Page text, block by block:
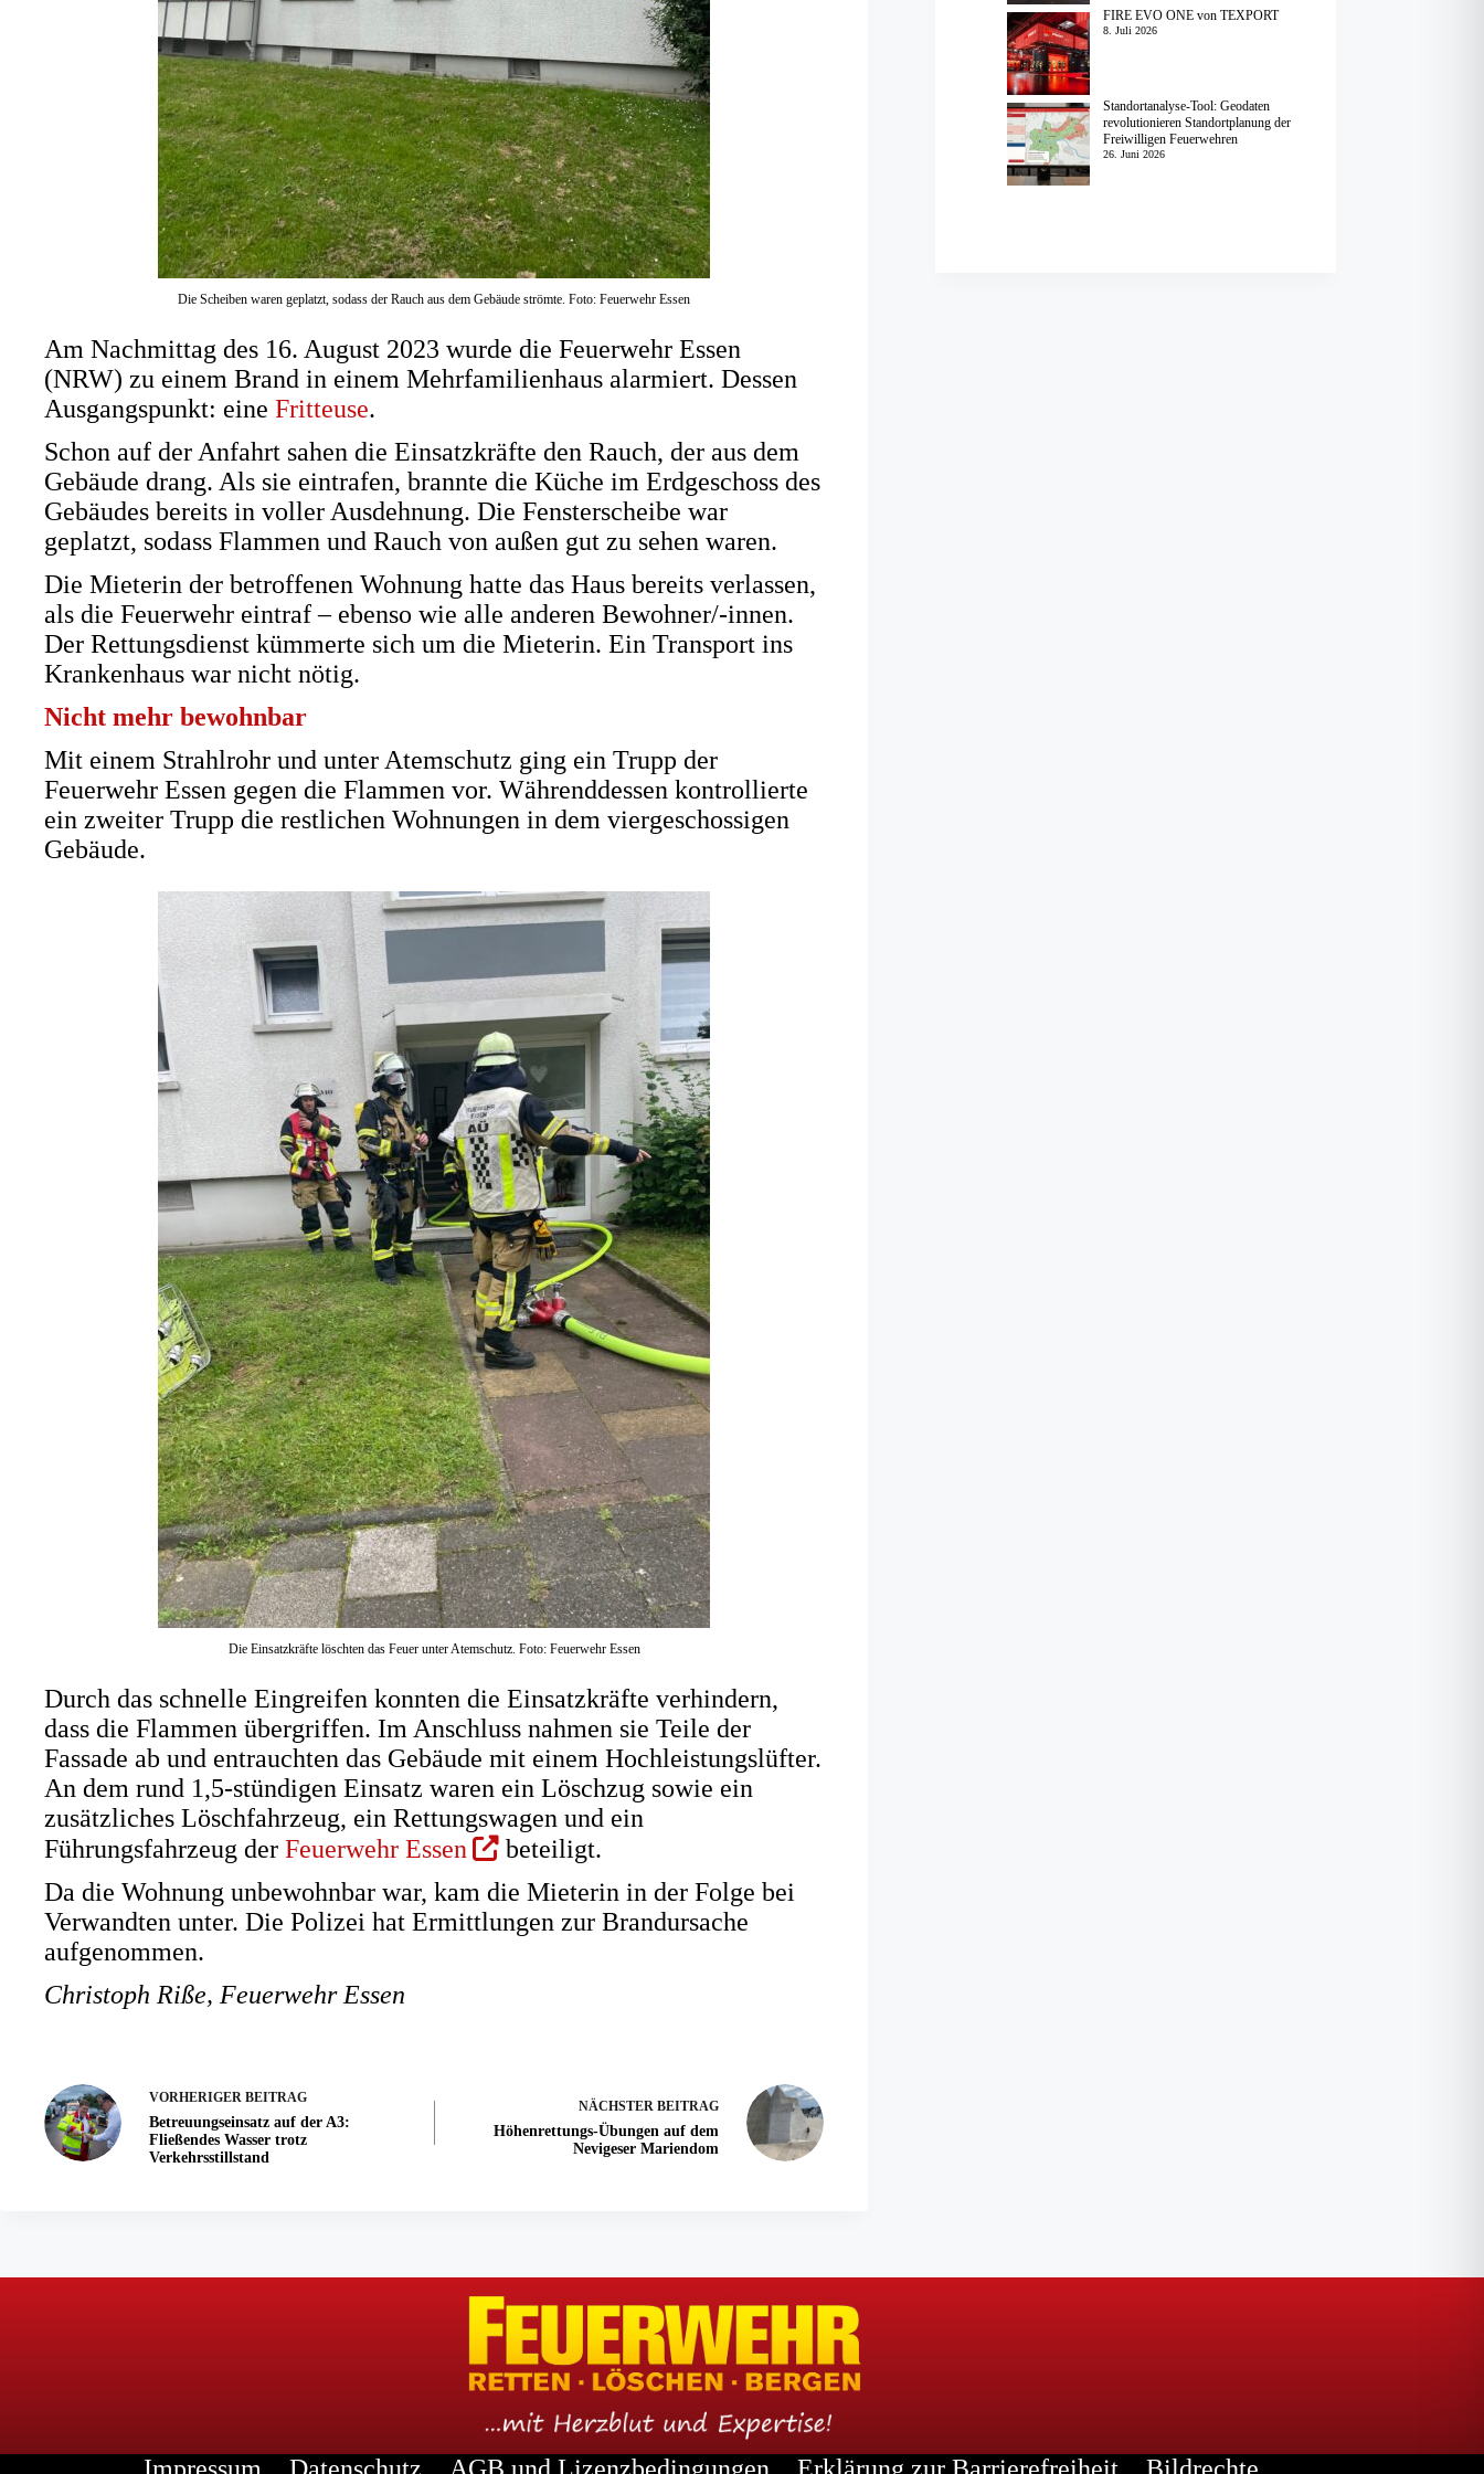
Die Scheiben waren geplatzt, sodass der Rauch aus dem Gebäude strömte. Foto: Feuerwehr Essen
Am Nachmittag des 16. August 2023 wurde die Feuerwehr Essen
(NRW) zu einem Brand in einem Mehrfamilienhaus alarmiert. Dessen
Ausgangspunkt: eine Fritteuse.
Schon auf der Anfahrt sahen die Einsatzkräfte den Rauch, der aus dem
Gebäude drang. Als sie eintrafen, brannte die Küche im Erdgeschoss des
Gebäudes bereits in voller Ausdehnung. Die Fensterscheibe war
geplatzt, sodass Flammen und Rauch von außen gut zu sehen waren.
Die Mieterin der betroffenen Wohnung hatte das Haus bereits verlassen,
als die Feuerwehr eintraf – ebenso wie alle anderen Bewohner/-innen.
Der Rettungsdienst kümmerte sich um die Mieterin. Ein Transport ins
Krankenhaus war nicht nötig.
Nicht mehr bewohnbar
Mit einem Strahlrohr und unter Atemschutz ging ein Trupp der
Feuerwehr Essen gegen die Flammen vor. Währenddessen kontrollierte
ein zweiter Trupp die restlichen Wohnungen in dem viergeschossigen
Gebäude.
Die Einsatzkräfte löschten das Feuer unter Atemschutz. Foto: Feuerwehr Essen
Durch das schnelle Eingreifen konnten die Einsatzkräfte verhindern,
dass die Flammen übergriffen. Im Anschluss nahmen sie Teile der
Fassade ab und entrauchten das Gebäude mit einem Hochleistungslüfter.
An dem rund 1,5-stündigen Einsatz waren ein Löschzug sowie ein
zusätzliches Löschfahrzeug, ein Rettungswagen und ein
Führungsfahrzeug der Feuerwehr Essen (Öffnet
einem
neuen
beteiligt.
Da die Wohnung unbewohnbar war, kam die Mieterin in der Folge bei
Verwandten unter. Die Polizei hat Ermittlungen zur Brandursache
aufgenommen.
Christoph Riße, Feuerwehr Essen
VORHERIGER BEITRAG
Betreuungseinsatz auf der A3:
Fließendes Wasser trotz
Verkehrsstillstand
NÄCHSTERBEITRAG
Höhenrettungs-Übungen auf dem
Nevigeser Mariendom
FIRE EVO ONE von TEXPORT
8. Juli 2026
Standortanalyse-Tool: Geodaten
revolutionieren Standortplanung der
Freiwilligen Feuerwehren
26. Juni 2026
Impressum Datenschutz AGB und Lizenzbedingungen Erklärung zur Barrierefreiheit Bildrechte